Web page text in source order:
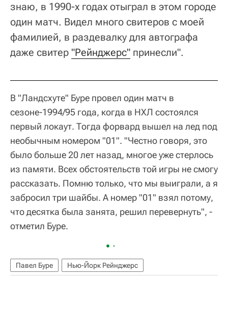
знаю, в 1990-х годах отыграл в этом городе
один матч. Видел много свитеров с моей
фамилией, в раздевалку для автографа
даже свитер "Рейнджерc" принесли".
В "Ландсхуте" Буре провел один матч в
сезоне-1994/95 года, когда в НХЛ состоялся
первый локаут. Тогда форвард вышел на лед под
необычным номером "01". "Честно говоря, это
было больше 20 лет назад, многое уже стерлось
из памяти. Всех обстоятельств той игры не смогу
рассказать. Помню только, что мы выиграли, а я
забросил три шайбы. А номер "01" взял потому,
что десятка была занята, решил перевернуть", -
отметил Буре.
Павел Буре Нью-Йорк Рейнджерс